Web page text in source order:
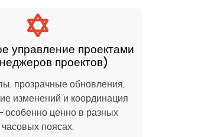
управление проектами
проектов)
прозрачные обновления,
изменений и координация
особенно ценно в разных
часовых поясах.